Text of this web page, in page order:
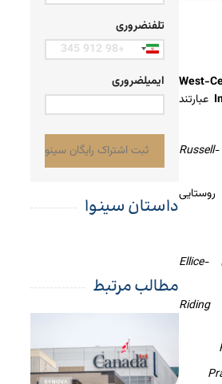
West-
عبارتند
Russell-
Ellice-
Riding
تلفنضروری
Iran
ایمیلضروری
داستان سینوا
مطالب مرتبط